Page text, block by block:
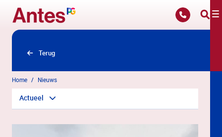
Overslaan en naar hoofdinhoud gaan
Terug
Home Nieuws
Actueel